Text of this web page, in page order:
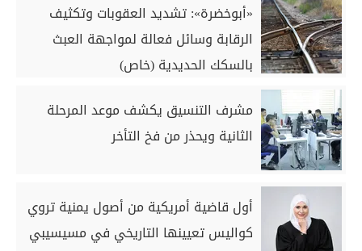
«أبوخضرة»: تشديد العقوبات وتكثيف
الرقابة وسائل فعالة لمواجهة العبث
بالسكك الحديدية (خاص)
مشرف التنسيق يكشف موعد المرحلة
الثانية ويحذر من فخ التأخر
أول قاضية أمريكية من أصول يمنية تروي
كواليس تعيينها التاريخي في مسيسيبي